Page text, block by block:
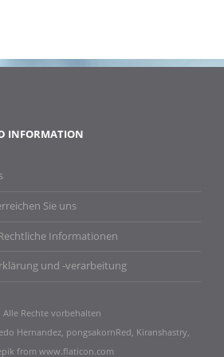
INFORMATION
Sie uns
Informationen​
und -verarbeitung
Rechte vorbehalten
Hernandez, pongsakornRed, Kiranshastry,
from www.flaticon.com